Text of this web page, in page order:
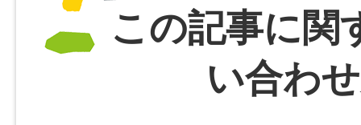
この記事に関
い合わ